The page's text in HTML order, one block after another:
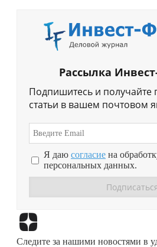
Рассылка
Подпишитесь и получайте
статьи в вашем почтовом
Я даю согласие на
персональных данных.
Следите за нашими новостями в